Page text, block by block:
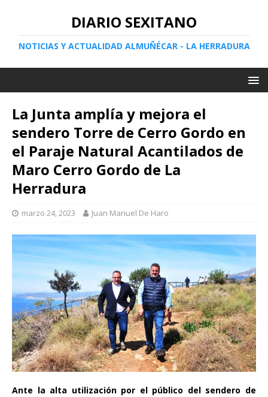
DIARIO SEXITANO
NOTICIAS Y ACTUALIDAD ALMUÑÉCAR - LA HERRADURA
La Junta amplía y mejora el
sendero Torre de Cerro Gordo en
el Paraje Natural Acantilados de
Maro Cerro Gordo de La
Herradura
marzo 24, 2023 Juan Manuel De Haro
Ante la alta utilización por el público del sendero de